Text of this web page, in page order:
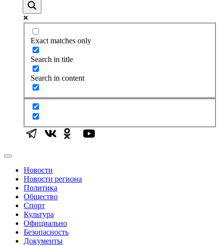
Exact matches only
Search in title
Search in content
Новости
Новости региона
Политика
Общество
Спорт
Культура
Официально
Безопасность
Документы